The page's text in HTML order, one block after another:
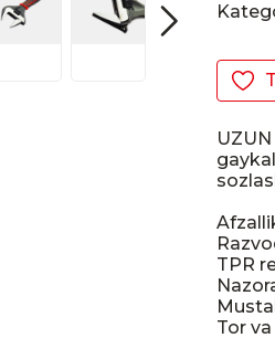
TPR
Tor